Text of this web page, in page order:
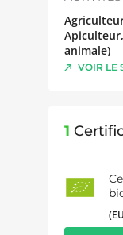
animale)
VOIR LE
1